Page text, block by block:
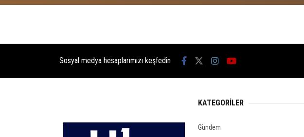
Sosyal medya hesaplarımızı keşfedin
KATEGORİLER
Gündem